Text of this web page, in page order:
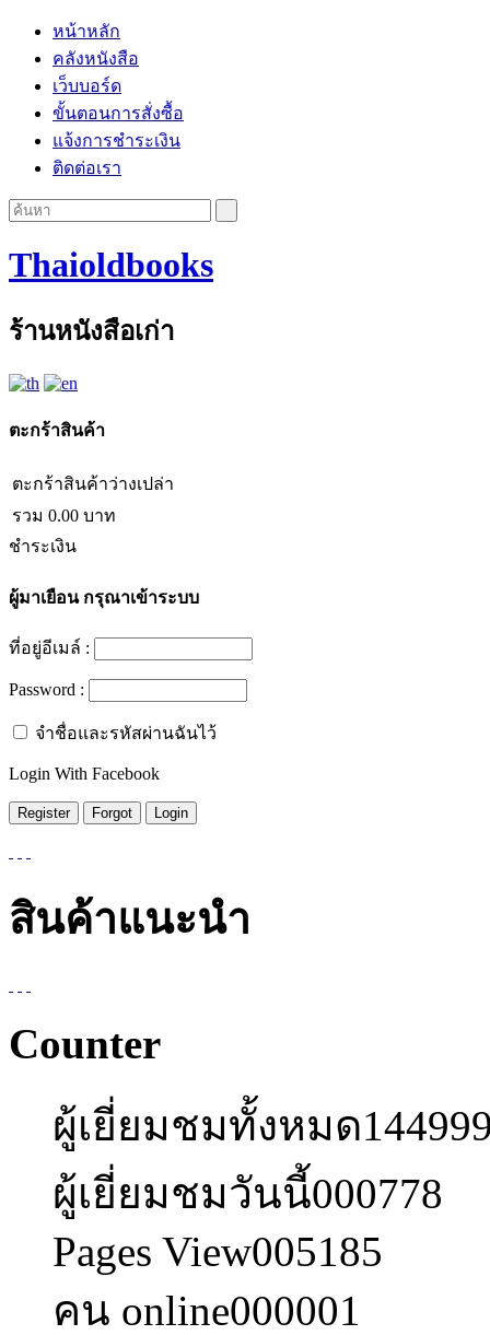
หน้าหลัก
คลังหนังสือ
เว็บบอร์ด
ขั้นตอนการสั่งซื้อ
แจ้งการชำระเงิน
ติดต่อเรา
Thaioldbooks
ร้านหนังสือเก่า
ตะกร้าสินค้า
ตะกร้าสินค้าว่างเปล่า
รวม 0.00 บาท
ชำระเงิน
ผู้มาเยือนกรุณาเข้าระบบ
ที่อยู่อีเมล์ :
Password :
จำชื่อและรหัสผ่านฉันไว้
Login With Facebook
สินค้าแนะนำ
Counter
ผู้เยี่ยมชมทั้งหมด
ผู้เยี่ยมชมวันนี้000778
Pages View005185
คน online000001